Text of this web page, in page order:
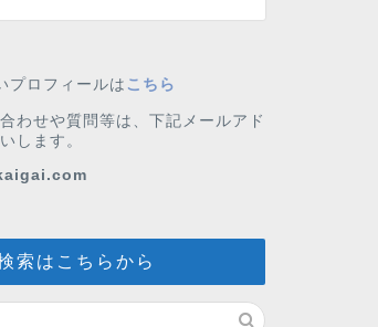
ロフィールは こちら
わせや質問等は、下記メールアド
します。
索はこちらから